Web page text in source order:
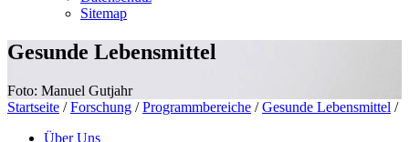
Sitemap
Gesunde Lebensmittel
Foto: Manuel Gutjahr
Startseite / Forschung / Programmbereiche / Gesunde Lebensmittel /
Über Uns